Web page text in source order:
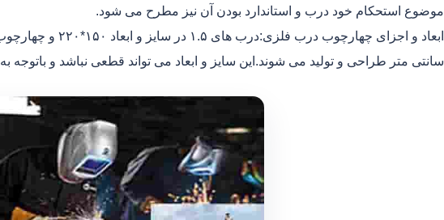
موضوع استحکام خود درب و استاندارد بودن آن نیز مطرح می شود.
سانتی متر طراحی و تولید می شوند.این سایز و ابعاد می تواند قطعی نباشد و